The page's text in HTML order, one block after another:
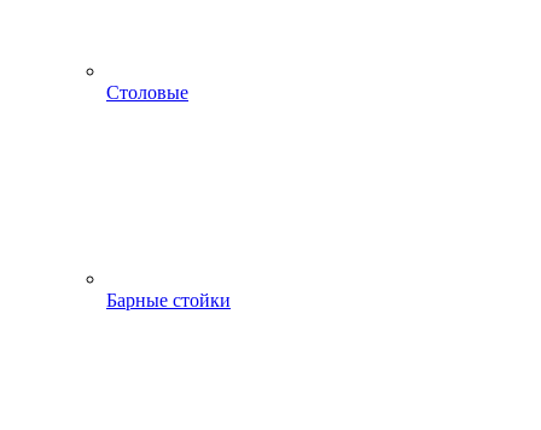
Столовые
Барные стойки